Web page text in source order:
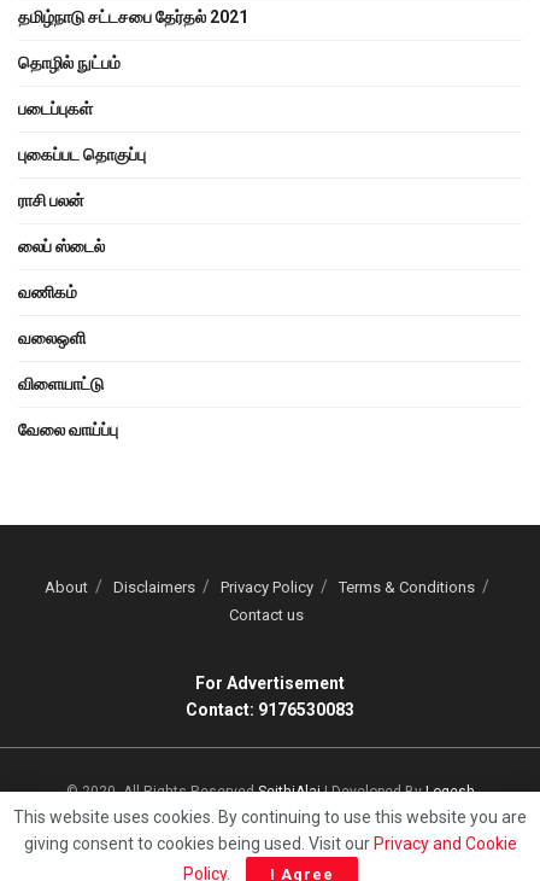
தமிழ்நாடு சட்டசபை தேர்தல் 2021
தொழில் நுட்பம்
படைப்புகள்
புகைப்பட தொகுப்பு
ராசி பலன்
லைப் ஸ்டைல்
வணிகம்
வலைஒளி
விளையாட்டு
வேலை வாய்ப்பு
About Disclaimers Privacy Policy
Terms & Conditions
Contact us
For Advertisement
Contact: 9176530083
© 2020, All Rights ReservedSeithiAlai| Developed ByLogesh
This website uses cookies. By continuing to use this website you are
giving consent to cookies being used. Visit our Privacy and Cookie
Policy. I Agree